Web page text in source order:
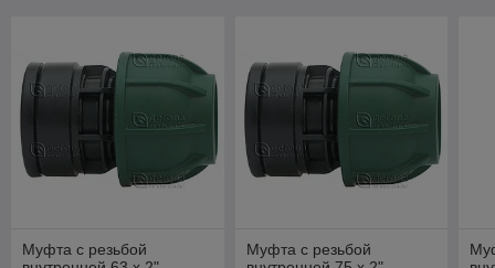
Муфта с резьбой
Муфта с резьбой